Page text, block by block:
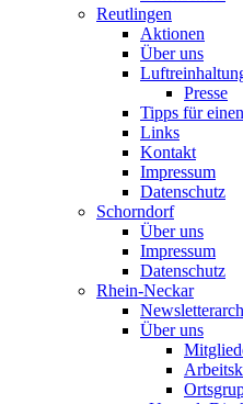
Reutlingen
Aktionen
Über uns
Presse
Tipps für
Links
Kontakt
Impressum
Datenschutz
Schorndorf
Über uns
Impressum
Datenschutz
Rhein-Neckar
Über uns